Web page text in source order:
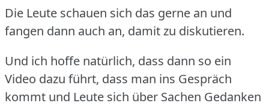
Die Leute schauen sich das gerne an und
fangen dann auch an, damit zu diskutieren.
Und ich hoffe natürlich, dass dann so ein
Video dazu führt, dass man ins Gespräch
kommt und Leute sich über Sachen Gedanken